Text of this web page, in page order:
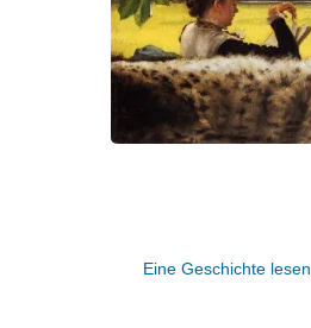
Eine Geschichte lesen